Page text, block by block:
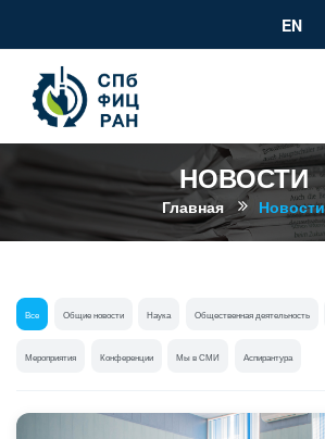
EN
НОВОСТИ
Главная Новости
Все Общие новости Наука Общественная деятельность
Мероприятия Конференции Мы в СМИ Аспирантура